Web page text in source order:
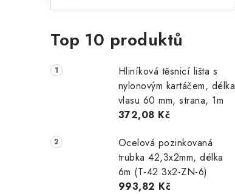
Top 10 produktů
Hliníková těsnicí lišta s
nylonovým kartáčem, délka
vlasu 60 mm, strana, 1m
372,08 Kč
Ocelová pozinkovaná
trubka 42,3x2mm, délka
6m (T-42.3x2-ZN-6)
993,82 Kč